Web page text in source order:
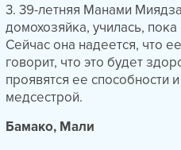
3. 39-летняя Mанами
домохозяйка, училась,
Сейчас она надеется, что
говорит, что это будет
проявятся ее способности
медсестрой.
Бамако, Мали